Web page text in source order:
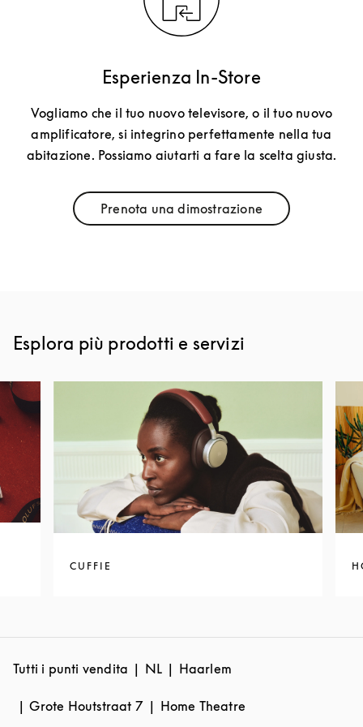
Esperienza In-Store
Vogliamo che il tuo nuovo televisore, o il tuo nuovo
amplificatore, si integrino perfettamente nella tua
abitazione. Possiamo aiutarti a fare la scelta giusta.
Prenota una dimostrazione
Link Opens in New Tab
Esplora più prodotti e servizi
CUFFIE
Tutti i punti vendita NL Haarlem
Grote Houtstraat 7 Home Theatre